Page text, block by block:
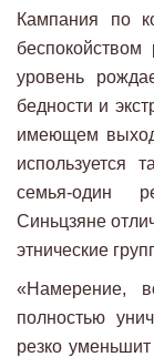
Кампания по
уровень
бедности и
имеющем
используется
семья-один
Синьцзяне
этнические
«Намерение,
полностью
резко